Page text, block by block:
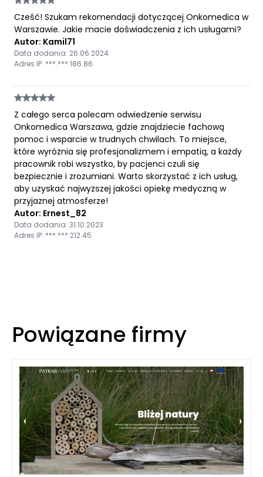
Cześć! Szukam rekomendacji dotyczącej Onkomedica w
Warszawie. Jakie macie doświadczenia z ich usługami?
Autor: Kamil71
Data dodania: 26.06.2024
Adres IP: ***.***.186.86
Z całego serca polecam odwiedzenie serwisu
Onkomedica Warszawa, gdzie znajdziecie fachową
pomoc i wsparcie w trudnych chwilach. To miejsce,
które wyróżnia się profesjonalizmem i empatią, a każdy
pracownik robi wszystko, by pacjenci czuli się
bezpiecznie i zrozumiani. Warto skorzystać z ich usług,
aby uzyskać najwyższej jakości opiekę medyczną w
przyjaznej atmosferze!
Autor: Ernest_82
Data dodania: 31.10.2023
Adres IP: ***.***.212.45
Powiązane firmy